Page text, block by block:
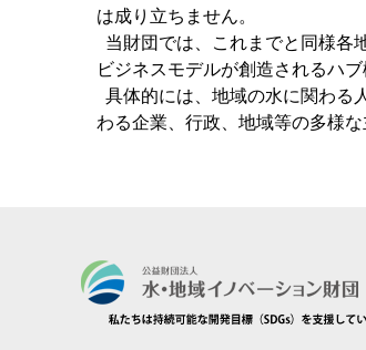
は成り立ちません。
当財団では、これまでと同様各
ビジネスモデルが創造されるハ
具体的には、地域の水に関わる
わる企業、行政、地域等の多様